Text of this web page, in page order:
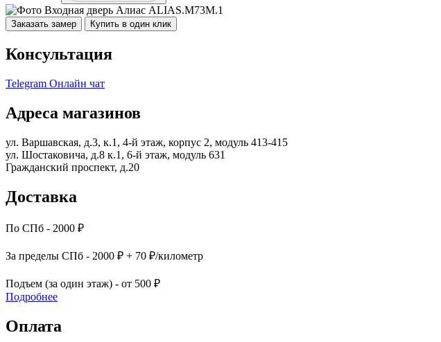
Заказать замер Купить в один клик
Консультация
Telegram Онлайн чат
Адреса магазинов
ул. Варшавская, д.3, к.1, 4-й этаж, корпус 2, модуль 413-415
ул. Шостаковича, д.8 к.1, 6-й этаж, модуль 631
Гражданский проспект, д.20
Доставка
По СПб - 2000 ₽
За пределы СПб - 2000 ₽ + 70 ₽/километр
Подъем (за один этаж) - от 500 ₽
Подробнее
Оплата